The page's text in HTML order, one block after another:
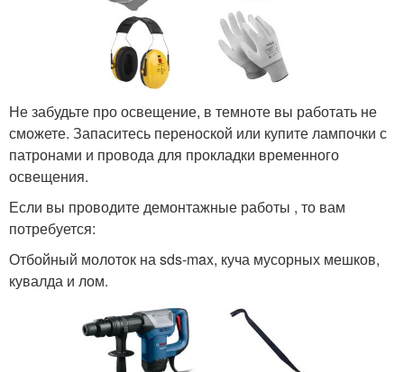
Не забудьте про освещение, в темноте вы работать не
сможете. Запаситесь переноской или купите лампочки с
патронами и провода для прокладки временного
освещения.
Если вы проводите демонтажные работы , то вам
потребуется:
Отбойный молоток на sds-max, куча мусорных мешков,
кувалда и лом.